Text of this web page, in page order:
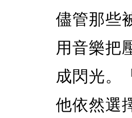
儘管那些
用音樂把
成閃光。
他依然選